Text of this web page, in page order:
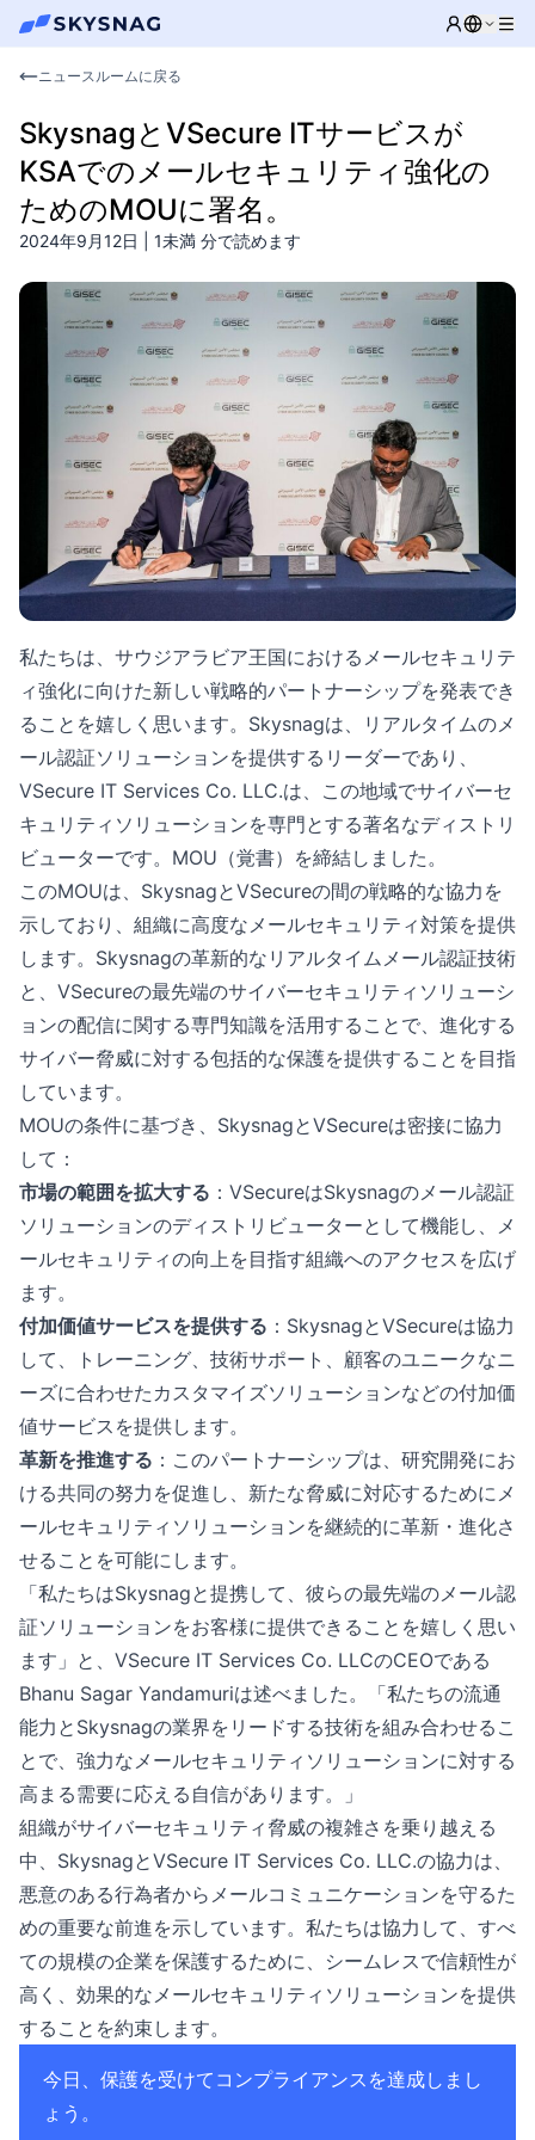
ニュースルームに戻る
SkysnagとVSecure ITサービスが
KSAでのメールセキュリティ強化の
ためのMOUに署名。
2024年9月12日 1未満 分で読めます
私たちは、サウジアラビア王国におけるメールセキュリテ
ィ強化に向けた新しい戦略的パートナーシップを発表でき
ることを嬉しく思います。Skysnagは、リアルタイムのメ
ール認証ソリューションを提供するリーダーであり、
VSecure IT Services Co. LLC.は、この地域でサイバーセ
キュリティソリューションを専門とする著名なディストリ
ビューターです。MOU（覚書）を締結しました。
このMOUは、SkysnagとVSecureの間の戦略的な協力を
示しており、組織に高度なメールセキュリティ対策を提供
します。Skysnagの革新的なリアルタイムメール認証技術
と、VSecureの最先端のサイバーセキュリティソリューシ
ョンの配信に関する専門知識を活用することで、進化する
サイバー脅威に対する包括的な保護を提供することを目指
しています。
MOUの条件に基づき、SkysnagとVSecureは密接に協力
して：
市場の範囲を拡大する ：VSecureはSkysnagのメール認証
ソリューションのディストリビューターとして機能し、メ
ールセキュリティの向上を目指す組織へのアクセスを広げ
ます。
付加価値サービスを提供する ：SkysnagとVSecureは協力
して、トレーニング、技術サポート、顧客のユニークなニ
ーズに合わせたカスタマイズソリューションなどの付加価
値サービスを提供します。
革新を推進する ：このパートナーシップは、研究開発にお
ける共同の努力を促進し、新たな脅威に対応するためにメ
ールセキュリティソリューションを継続的に革新・進化さ
せることを可能にします。
「私たちはSkysnagと提携して、彼らの最先端のメール認
証ソリューションをお客様に提供できることを嬉しく思い
ます」と、VSecure IT Services Co. LLCのCEOである
Bhanu Sagar Yandamuriは述べました。「私たちの流通
能力とSkysnagの業界をリードする技術を組み合わせるこ
とで、強力なメールセキュリティソリューションに対する
高まる需要に応える自信があります。」
組織がサイバーセキュリティ脅威の複雑さを乗り越える
中、SkysnagとVSecure IT Services Co. LLC.の協力は、
悪意のある行為者からメールコミュニケーションを守るた
めの重要な前進を示しています。私たちは協力して、すべ
ての規模の企業を保護するために、シームレスで信頼性が
高く、効果的なメールセキュリティソリューションを提供
することを約束します。
今日、保護を受けてコンプライアンスを達成しまし
ょう。